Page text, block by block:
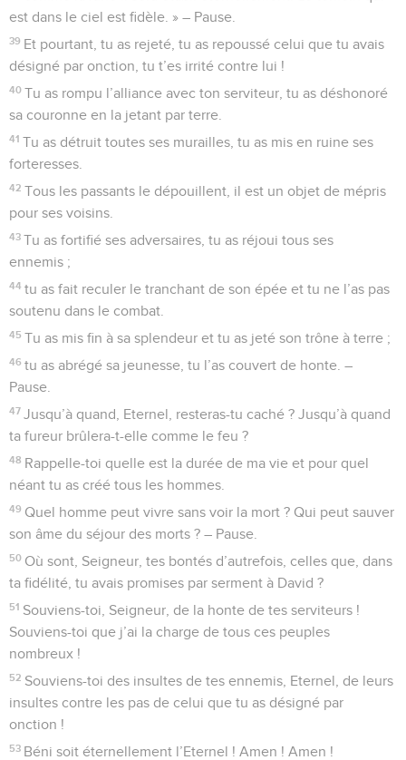
est dans le ciel est fidèle. » – Pause.
39 Et pourtant, tu as rejeté, tu as repoussé celui que tu avais
désigné par onction, tu t’es irrité contre lui !
40 Tu as rompu l’alliance avec ton serviteur, tu as déshonoré
sa couronne en la jetant par terre.
41 Tu as détruit toutes ses murailles, tu as mis en ruine ses
forteresses.
42 Tous les passants le dépouillent, il est un objet de mépris
pour ses voisins.
43 Tu as fortifié ses adversaires, tu as réjoui tous ses
ennemis ;
44 tu as fait reculer le tranchant de son épée et tu ne l’as pas
soutenu dans le combat.
45 Tu as mis fin à sa splendeur et tu as jeté son trône à terre ;
46 tu as abrégé sa jeunesse, tu l’as couvert de honte. –
Pause.
47 Jusqu’à quand, Eternel, resteras-tu caché ? Jusqu’à quand
ta fureur brûlera-t-elle comme le feu ?
48 Rappelle-toi quelle est la durée de ma vie et pour quel
néant tu as créé tous les hommes.
49 Quel homme peut vivre sans voir la mort ? Qui peut sauver
son âme du séjour des morts ? – Pause.
50 Où sont, Seigneur, tes bontés d’autrefois, celles que, dans
ta fidélité, tu avais promises par serment à David ?
51 Souviens-toi, Seigneur, de la honte de tes serviteurs !
Souviens-toi que j’ai la charge de tous ces peuples
nombreux !
52 Souviens-toi des insultes de tes ennemis, Eternel, de leurs
insultes contre les pas de celui que tu as désigné par
onction !
53 Béni soit éternellement l’Eternel ! Amen ! Amen !